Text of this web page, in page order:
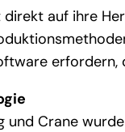
auf ihre
und Crane